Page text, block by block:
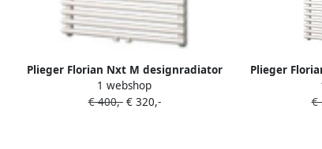
Plieger Florian Nxt M designradiator
enkel horizontaal met
middenaansluiting 722x500mm 391W
1 webshop
€ 400,-€ 320,-
Plieger
€